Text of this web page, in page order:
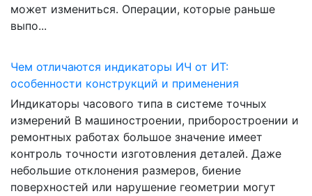
может измениться. Операции, которые раньше
выпо...
Чем отличаются индикаторы ИЧ от ИТ:
особенности конструкций и применения
Индикаторы часового типа в системе точных
измерений В машиностроении, приборостроении и
ремонтных работах большое значение имеет
контроль точности изготовления деталей. Даже
небольшие отклонения размеров, биение
поверхностей или нарушение геометрии могут